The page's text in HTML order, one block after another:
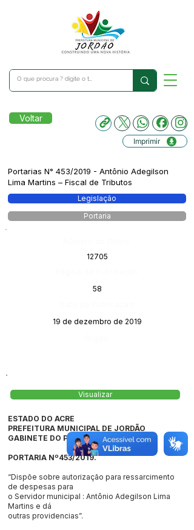
Voltar
Imprimir
Portarias N° 453/2019 - Antônio Adegilson
Lima Martins – Fiscal de Tributos
Legislação
Portaria
12705
58
19 de dezembro de 2019
Visualizar
ESTADO DO ACRE
PREFEITURA MUNICIPAL DE JORDÃO
GABINETE DO PREFEITO
PORTARIA Nº453/2019.
“Dispõe sobre autorização para ressarcimento
de despesas para
o Servidor municipal : Antônio Adegilson Lima
Martins e dá
outras providencias”.